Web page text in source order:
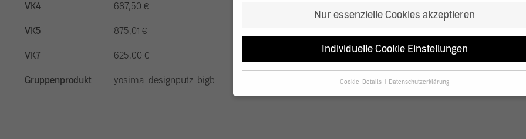
VK4 687,50 €
VK5 875,01 €
VK7 625,00 €
Gruppenprodukt yosima_designputz_bigb
Nur essenzielle Cookies akzeptieren
Individuelle Cookie Einstellungen
Cookie-Details Datenschutzerklärung
Datenschutzeinstellungen